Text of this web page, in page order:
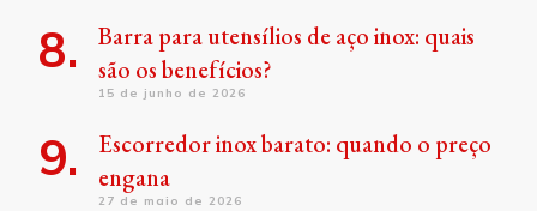
Barra para utensílios de aço inox: quais
são os benefícios?
15 de junho de 2026
Escorredor inox barato: quando o preço
engana
27 de maio de 2026